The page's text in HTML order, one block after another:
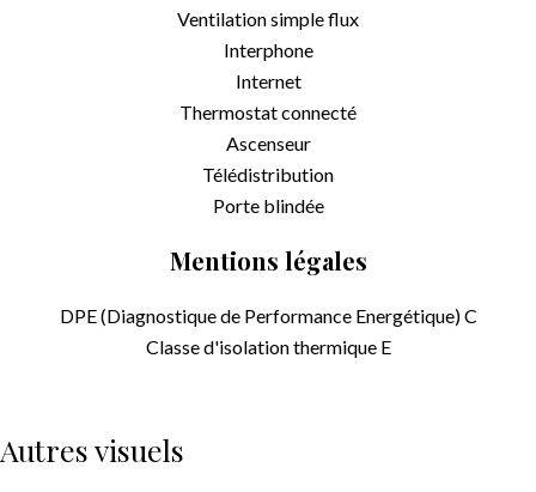
Ventilation simple flux
Interphone
Internet
Thermostat connecté
Ascenseur
Télédistribution
Porte blindée
Mentions légales
DPE (Diagnostique de Performance Energétique)C
Classe d'isolation thermique E
Autres visuels